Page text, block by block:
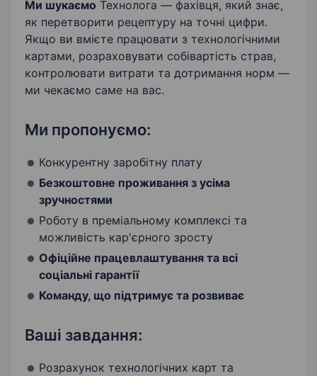
Ми шукаємо Технолога — фахівця, який знає,
як перетворити рецептуру на точні цифри.
Якщо ви вмієте працювати з технологічними
картами, розраховувати собівартість страв,
контролювати витрати та дотримання норм —
ми чекаємо саме на вас.
Ми пропонуємо:
Конкурентну заробітну плату
Безкоштовне проживання з усіма
зручностями
Роботу в преміальному комплексі та
можливість кар'єрного зросту
Офіційне працевлаштування та всі
соціальні гарантії
Команду, що підтримує та розвиває
Ваші завдання:
Розрахунок технологічних карт та